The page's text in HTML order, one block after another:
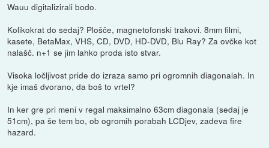
Wauu digitalizirali bodo.
Kolikokrat do sedaj? Plošče, magnetofonski trakovi. 8mm filmi,
kasete, BetaMax, VHS, CD, DVD, HD-DVD, Blu Ray? Za ovčke kot
nalašč. n+1 se jim lahko proda isto stvar.
Visoka ločljivost pride do izraza samo pri ogromnih diagonalah. In
kje imaš dvorano, da boš to vrtel?
In ker gre pri meni v regal maksimalno 63cm diagonala (sedaj je
51cm), pa še tem bo, ob ogromih porabah LCDjev, zadeva fire
hazard.